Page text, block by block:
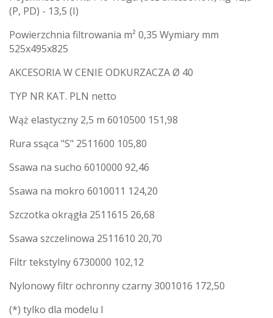
(P, PD) - 13,5 (I)
Powierzchnia filtrowania m² 0,35 Wymiary mm
525x495x825
AKCESORIA W CENIE ODKURZACZA Ø 40
TYP NR KAT. PLN netto
Wąż elastyczny 2,5 m 6010500 151,98
Rura ssąca "S" 2511600 105,80
Ssawa na sucho 6010000 92,46
Ssawa na mokro 6010011 124,20
Szczotka okrągła 2511615 26,68
Ssawa szczelinowa 2511610 20,70
Filtr tekstylny 6730000 102,12
Nylonowy filtr ochronny czarny 3001016 172,50
(*) tylko dla modelu I